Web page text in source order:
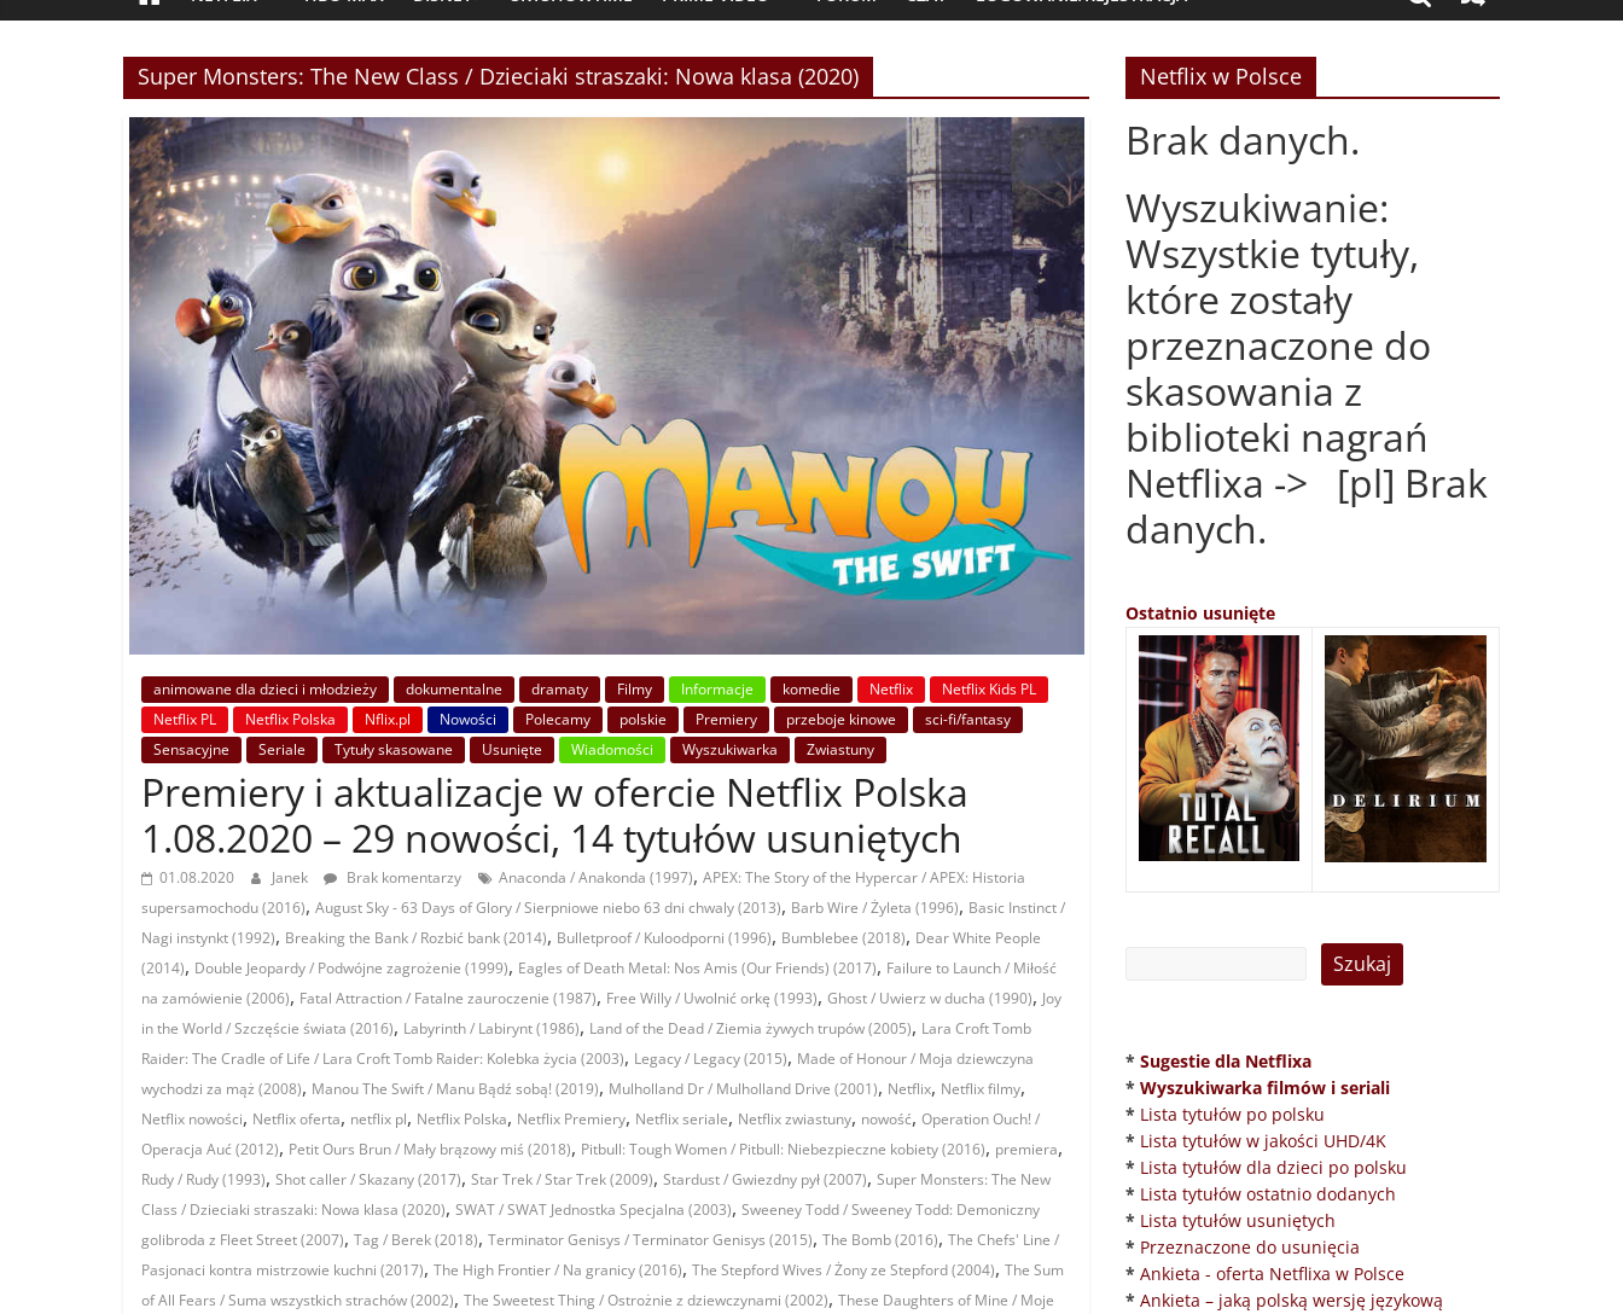
Super Monsters: The New Class / Dzieciaki straszaki: Nowa klasa (2020)
animowane dla dzieci i młodzieży dokumentalne dramaty Filmy Informacje komedie Netflix
Netflix Kids PL
Netflix PL
Netflix Polska Nflix.pl Nowości Polecamy polskie Premiery przeboje kinowe
sci-fi/fantasy
Sensacyjne
Seriale Tytuły skasowane Usunięte Wiadomości Wyszukiwarka Zwiastuny
Premiery i aktualizacje w ofercie Netflix Polska
1.08.2020 – 29 nowości, 14 tytułów usuniętych
01.08.2020 Janek Brak komentarzy Anaconda / Anakonda (1997), APEX: The Story of the Hypercar / APEX: Historia
supersamochodu (2016), August Sky - 63 Days of Glory / Sierpniowe niebo 63 dni chwaly (2013), Barb Wire / Żyleta (1996), Basic Instinct /
Nagi instynkt (1992), Breaking the Bank / Rozbić bank (2014), Bulletproof / Kuloodporni (1996), Bumblebee (2018), Dear White People
(2014), Double Jeopardy / Podwójne zagrożenie (1999), Eagles of Death Metal: Nos Amis (Our Friends) (2017), Failure to Launch / Miłość
na zamówienie (2006), Fatal Attraction / Fatalne zauroczenie (1987), Free Willy / Uwolnić orkę (1993), Ghost / Uwierz w ducha (1990), Joy
in the World / Szczęście świata (2016), Labyrinth / Labirynt (1986), Land of the Dead / Ziemia żywych trupów (2005), Lara Croft Tomb
Raider: The Cradle of Life / Lara Croft Tomb Raider: Kolebka życia (2003), Legacy / Legacy (2015), Made of Honour / Moja dziewczyna
wychodzi za mąż (2008), Manou The Swift / Manu Bądź sobą! (2019), Mulholland Dr / Mulholland Drive (2001), Netflix, Netflix filmy,
Netflix nowości, Netflix oferta, netflix pl, Netflix Polska, Netflix Premiery, Netflix seriale, Netflix zwiastuny, nowość, Operation Ouch! /
Operacja Auć (2012), Petit Ours Brun / Mały brązowy miś (2018), Pitbull: Tough Women / Pitbull: Niebezpieczne kobiety (2016), premiera,
Rudy / Rudy (1993), Shot caller / Skazany (2017), Star Trek / Star Trek (2009), Stardust / Gwiezdny pył (2007), Super Monsters: The New
Class / Dzieciaki straszaki: Nowa klasa (2020), SWAT / SWAT Jednostka Specjalna (2003), Sweeney Todd / Sweeney Todd: Demoniczny
golibroda z Fleet Street (2007), Tag / Berek (2018), Terminator Genisys / Terminator Genisys (2015), The Bomb (2016), The Chefs' Line /
Pasjonaci kontra mistrzowie kuchni (2017), The High Frontier / Na granicy (2016), The Stepford Wives / Żony ze Stepford (2004), The Sum
of All Fears / Suma wszystkich strachów (2002), The Sweetest Thing / Ostrożnie z dziewczynami (2002), These Daughters of Mine / Moje
Netflix w Polsce
Brak danych.
Wyszukiwanie:
Wszystkie tytuły,
które zostały
przeznaczone do
skasowania z
biblioteki nagrań
Netflixa -> [pl] Brak
danych.
Ostatnio usunięte
* Sugestie dla Netflixa
* Wyszukiwarka filmów i seriali
* Lista tytułów po polsku
* Lista tytułów w jakości UHD/4K
* Lista tytułów dla dzieci po polsku
* Lista tytułów ostatnio dodanych
* Lista tytułów usuniętych
* Przeznaczone do usunięcia
* Ankieta - oferta Netflixa w Polsce
* Ankieta – jaką polską wersję językową